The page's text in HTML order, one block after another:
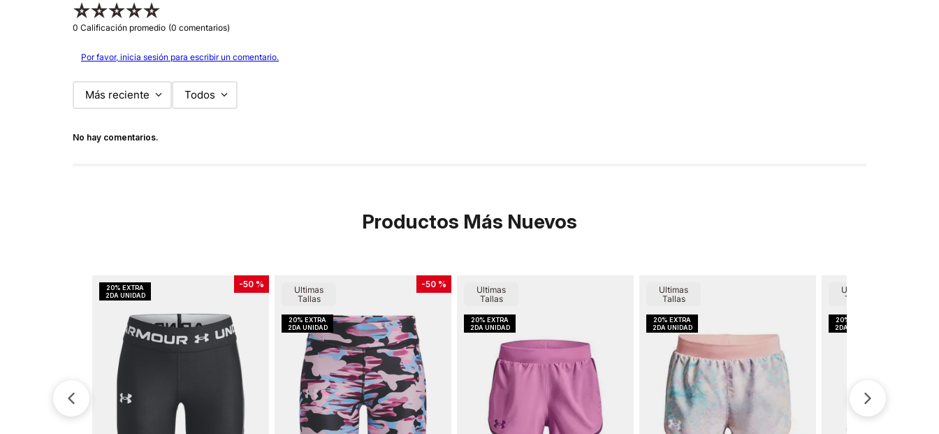
☆☆☆☆☆
0 Calificación promedio (0 comentarios)
Por favor, inicia sesión para escribir un comentario.
Más reciente Todos
No hay comentarios.
Productos Más Nuevos
-50 % -50 %
Ultimas
Tallas
Ultimas
Tallas
Ultimas
Tallas
Ultimas
Tallas